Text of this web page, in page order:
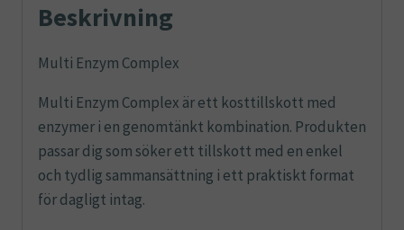
Beskrivning
Multi Enzym Complex
Multi Enzym Complex är ett kosttillskott med
enzymer i en genomtänkt kombination. Produkten
passar dig som söker ett tillskott med en enkel
och tydlig sammansättning i ett praktiskt format
för dagligt intag.